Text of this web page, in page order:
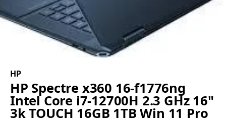
HP
HP Spectre x360 16-f1776ng
Intel Core i7-12700H 2.3 GHz 16"
3k TOUCH 16GB 1TB Win 11 Pro